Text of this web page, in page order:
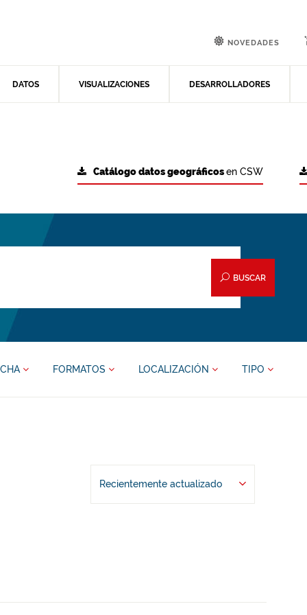
DATOS VISUALIZACIONES DESARROLLADORES
NOVEDADES
Catálogo datos geográficosen CSW
BUSCAR
FORMATOS LOCALIZACIÓN TIPO
Recientemente actualizado